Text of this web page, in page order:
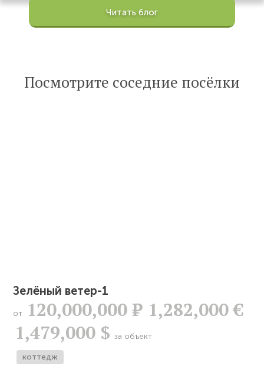
Просмотров:
Опубликована:
статью
Читать блог
Посмотрите соседние посёлки
Зелёный ветер-1
от 120,000,000Р 1,282,000 €
1,479,000 $ за объект
коттедж